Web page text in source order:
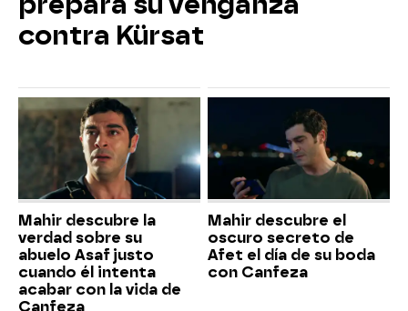
contra Kürsat
Mahir descubre la
verdad sobre su
abuelo Asaf justo
cuando él intenta
acabar con la vida de
Canfeza
Mahir descubre el
oscuro secreto de
Afet el día de su boda
con Canfeza